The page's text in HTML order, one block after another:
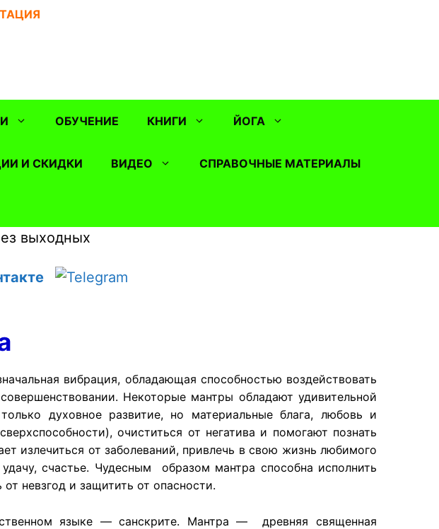
ОБУЧЕНИЕ КНИГИ ЙОГА
И СКИДКИ ВИДЕО СПРАВОЧНЫЕ МАТЕРИАЛЫ
выходных
вибрация, обладающая способностью воздействовать
Некоторые мантры обладают удивительной
духовное развитие, но материальные блага, любовь и
очиститься от негатива и помогают познать
излечиться от заболеваний, привлечь в свою жизнь любимого
счастье. Чудесным образом мантра способна исполнить
невзгод и защитить от опасности.
языке — санскрите. Мантра — древняя священная